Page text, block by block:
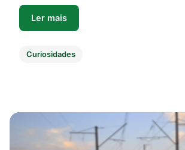
Ler mais
Curiosidades